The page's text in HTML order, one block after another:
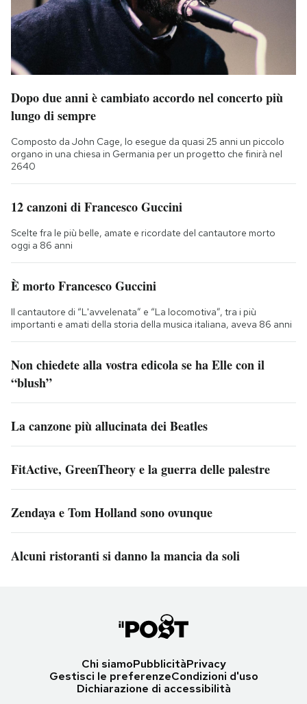
Dopo due anni è cambiato accordo nel concerto più
lungo di sempre
Composto da John Cage, lo esegue da quasi 25 anni un piccolo
organo in una chiesa in Germania per un progetto che finirà nel
2640
12 canzoni di Francesco Guccini
Scelte fra le più belle, amate e ricordate del cantautore morto
oggi a 86 anni
È morto Francesco Guccini
Il cantautore di “L'avvelenata” e “La locomotiva”, tra i più
importanti e amati della storia della musica italiana, aveva 86 anni
Non chiedete alla vostra edicola se ha Elle con il
“blush”
La canzone più allucinata dei Beatles
FitActive, GreenTheory e la guerra delle palestre
Zendaya e Tom Holland sono ovunque
Alcuni ristoranti si danno la mancia da soli
Chi siamoPubblicitàPrivacy
Gestisci le preferenzeCondizioni d'uso
Dichiarazione di accessibilità